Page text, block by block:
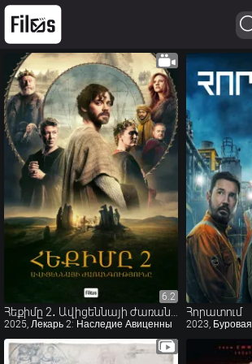
6.2
6.2
2025, Лекарь 2: Наследие Авиценны
Հորատում
2023, Буровая